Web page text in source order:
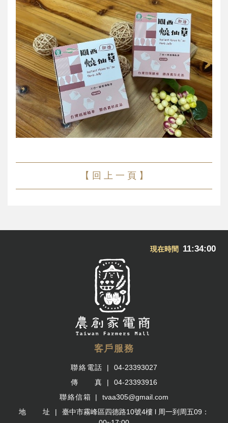
【 回 上 一 頁 】
現在時間 11:34:00
客戶服務
聯絡電話
04-23393027
傳 真
04-23393916
聯絡信箱
tvaa305@gmail.com
地 址
臺中市霧峰區四德路10號4樓 l 周一到周五09：